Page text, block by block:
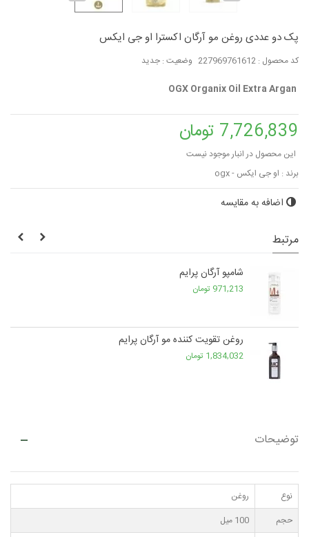
پک دو عددی روغن مو آرگان اکسترا او جی ایکس
کد محصول : 227969761612 وضعیت : جدید
7,726,839 تومان
این محصول در انبار موجود نیست
برند : او جی ایکس - ogx
اضافه به مقایسه
مرتبط
شامپو آرگان پرایم
971,213 تومان
روغن تقویت کننده مو آرگان پرایم
1,834,032 تومان
توضیحات
نوع
روغن
حجم
100 میل